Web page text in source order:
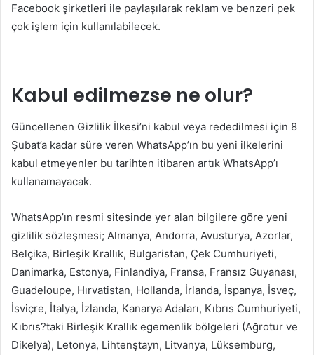
Facebook şirketleri ile paylaşılarak reklam ve benzeri pek
çok işlem için kullanılabilecek.
Kabul edilmezse ne olur?
Güncellenen Gizlilik İlkesi’ni kabul veya rededilmesi için 8
Şubat’a kadar süre veren WhatsApp’ın bu yeni ilkelerini
kabul etmeyenler bu tarihten itibaren artık WhatsApp’ı
kullanamayacak.
WhatsApp’ın resmi sitesinde yer alan bilgilere göre yeni
gizlilik sözleşmesi; Almanya, Andorra, Avusturya, Azorlar,
Belçika, Birleşik Krallık, Bulgaristan, Çek Cumhuriyeti,
Danimarka, Estonya, Finlandiya, Fransa, Fransız Guyanası,
Guadeloupe, Hırvatistan, Hollanda, İrlanda, İspanya, İsveç,
İsviçre, İtalya, İzlanda, Kanarya Adaları, Kıbrıs Cumhuriyeti,
Kıbrıs?taki Birleşik Krallık egemenlik bölgeleri (Ağrotur ve
Dikelya), Letonya, Lihtenştayn, Litvanya, Lüksemburg,